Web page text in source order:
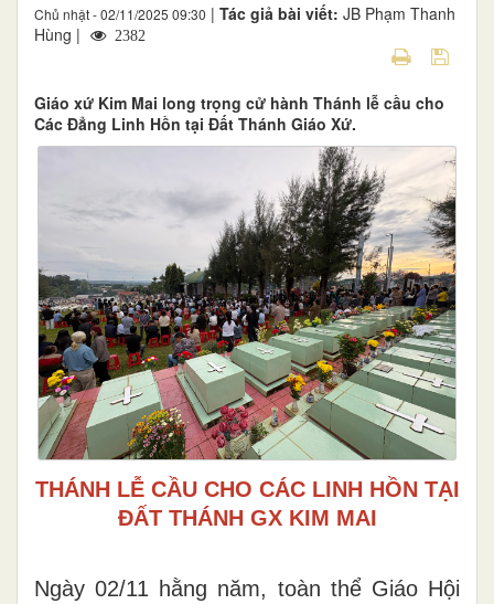
Chủ nhật - 02/11/2025 09:30 | Tác giả bài viết: JB Phạm Thanh
Hùng |
2382
Giáo xứ Kim Mai long trọng cử hành Thánh lễ cầu cho
Các Đẳng Linh Hồn tại Đất Thánh Giáo Xứ.
THÁNH LỄ CẦU CHO CÁC LINH HỒN TẠI
ĐẤT THÁNH GX KIM MAI
Ngày 02/11 hằng năm, toàn thể Giáo Hội